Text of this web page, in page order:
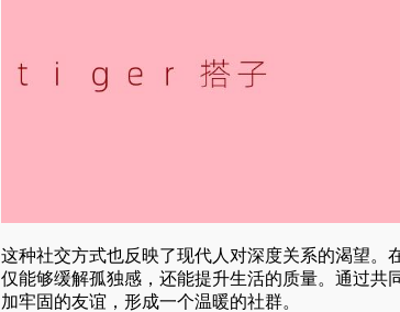
这种社交方式也反映了现代人对深度关系的渴望。
仅能够缓解孤独感，还能提升生活的质量。通过共
加牢固的友谊，形成一个温暖的社群。